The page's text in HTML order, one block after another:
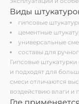
Виды
гипсовые
цементные
универсальные
составы для
Гипсовые
и подходят для
смеси отличаются
воздействию влаги и